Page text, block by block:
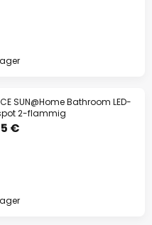
SUN@Home Bathroom LED-
2-flammig
€